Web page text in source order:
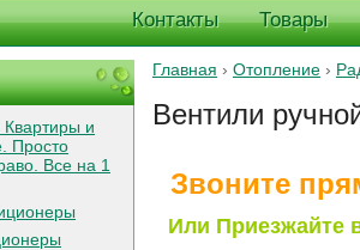
Контакты Товары
и
Просто
Все на 1
Главная › Отопление ›
Вентили
Звоните
Или Приезжайте